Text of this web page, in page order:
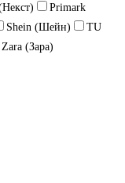
Primark
Shein (Шейн)
TU
Zara (Зара)